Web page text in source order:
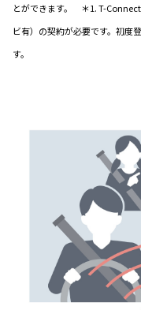
とができます。 ＊1. T-
ビ有）の契約が必要です。初度
す。